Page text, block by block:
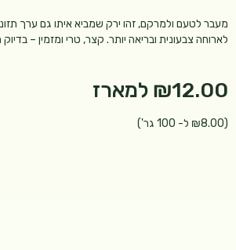
מעבר לטעם ולמרקם, זהו ירק שמביא איתו גם ערך
לארוחה צבעונית ובריאה יותר. קצר, טרי ומזמין –
₪12.00 למארז
(₪8.00 ל- 100 גר')